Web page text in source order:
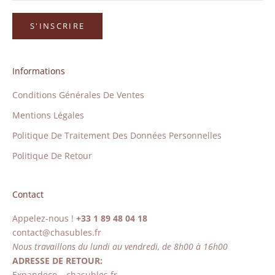
S'INSCRIRE
Informations
Conditions Générales De Ventes
Mentions Légales
Politique De Traitement Des Données Personnelles
Politique De Retour
Contact
Appelez-nous ! +33 1 89 48 04 18
contact@chasubles.fr
Nous travaillons du lundi au vendredi, de 8h00 à 16h00
ADRESSE DE RETOUR: